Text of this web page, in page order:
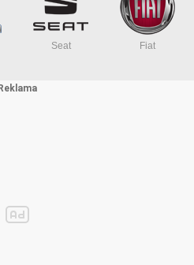
Seat Fiat